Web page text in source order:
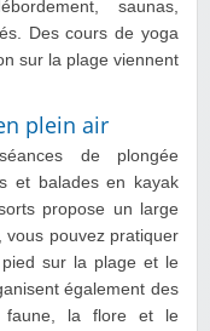
saunas,
Des cours de yoga
sur la plage viennent
plein air
de plongée
et balades en kayak
propose un large
vous pouvez pratiquer
sur la plage et le
également des
faune, la flore et le